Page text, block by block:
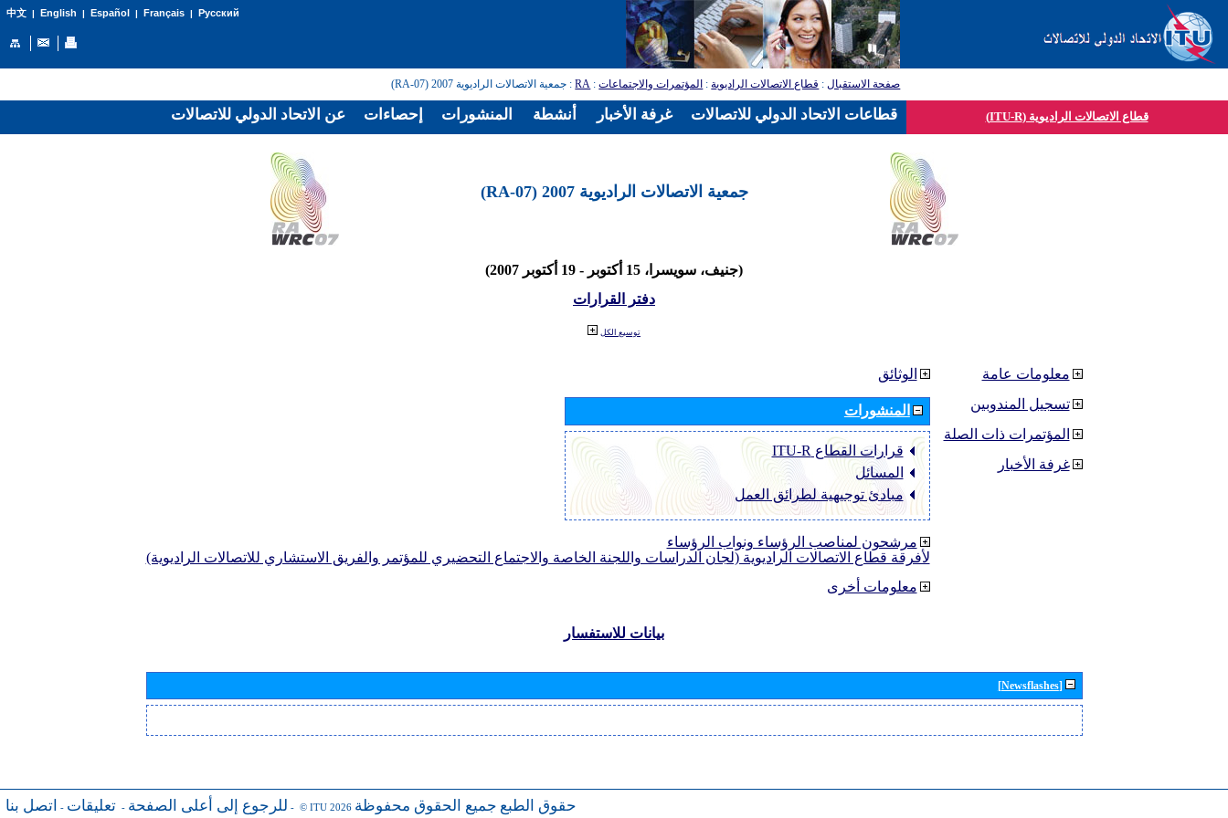
中文| English | Español | Français| Русский
صفحة الاستقبال: قطاع الاتصالات الراديوية: المؤتمرات والاجتماعات:
RA: جمعية الاتصالات الراديوية 2007 (RA-07)
قطاع الاتصالات الراديوية (ITU-R)
جمعية الاتصالات الراديوية 2007 (RA-07)
(جنيف، سويسرا، 15 أكتوبر - 19 أكتوبر 2007)
دفتر القرارات
توسيع الكل
الوثائق
المنشورات
قرارات القطاع ‏ITU-R
المسائل
مبادئ توجيهية لطرائق العمل
مرشحون لمناصب الرؤساء ونواب الرؤساء
لأفرقة قطاع الاتصالات الراديوية (لجان الدراسات واللجنة الخاصة والاجتماع التحضيري للمؤتمر والفريق الاستشاري للاتصالات الراديوية)
معلومات أخرى
معلومات عامة
تسجيل المندوبين
المؤتمرات ذات الصلة
غرفة الأخبار
بيانات للاستفسار
[Newsflashes]
للرجوع إلى أعلى الصفحة - تعليقات - اتصل بنا - © ITU 2026 حقوق الطبع جميع الحقوق محفوظة
عن الاتحاد الدولي للاتصالات إحصاءات المنشورات أنشطة غرفة الأخبار قطاعات الاتحاد الدولي للاتصالات